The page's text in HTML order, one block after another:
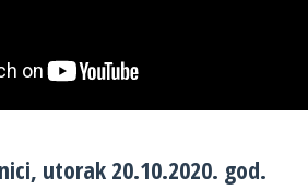
utorak 20.10.2020. god.